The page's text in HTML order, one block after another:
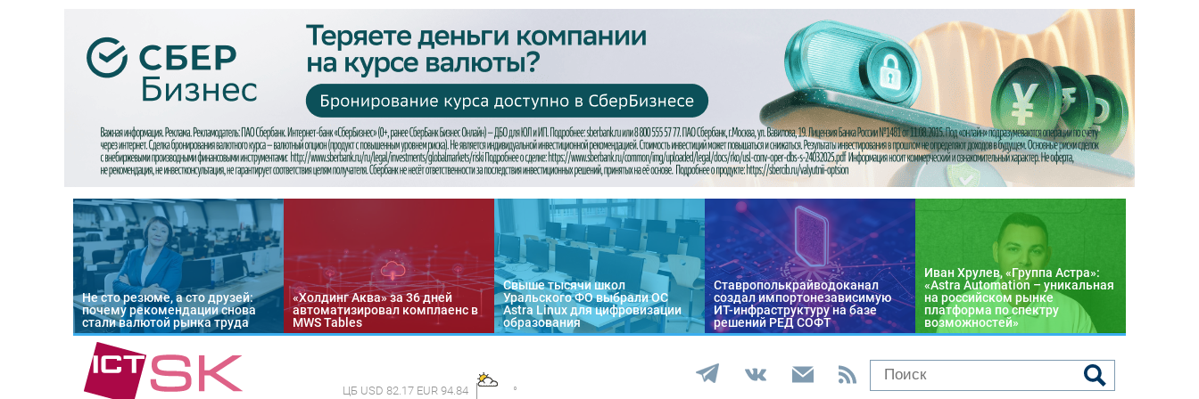
Не сто резюме, а сто друзей:
почему рекомендации снова
стали валютой рынка труда
«Холдинг Аква» за 36 дней
автоматизировал комплаенс в
MWS Tables
Свыше тысячи школ
Уральского ФО выбрали ОС
Astra Linux для цифровизации
образования
Ставрополькрайводоканал
создал импортонезависимую
ИТ-инфраструктуру на базе
решений РЕД СОФТ
Иван Хрулев, «Группа Астра»:
«Astra Automation – уникальная
на российском рынке
платформа по спектру
возможностей»
ЦБ USD 82.17 EUR 94.84 °